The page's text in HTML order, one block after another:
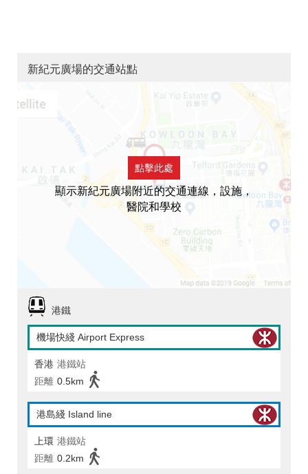
新紀元廣場的交通站點
點擊此處
顯示新紀元廣場附近的交通連線，設施，
醫院和學校
港鐵
機場快綫 Airport Express
香港 港鐵站
距離 0.5km
港島綫 Island line
上環 港鐵站
距離 0.2km